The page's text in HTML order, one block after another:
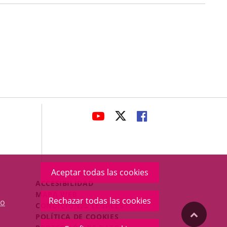
Aceptar todas las cookies
Rechazar todas las cookies
ENLACE
APLICACIÓN
EXTERNA.
ENLACE
APLICACIÓN
EXTERNA.
APLICACIÓN
Menú
Legal
Footer
ACCESIBILIDAD
MAPA WEB
CONDICIONES LEGALES
POLÍTICA DE COOKIES
"Volver